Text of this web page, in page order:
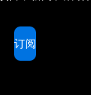
订阅